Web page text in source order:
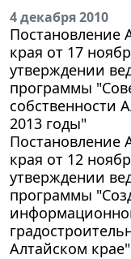
4 декабря 2010
Постановление
края от 17
утверждении
программы
собственности
2013 годы"
Постановление
края от 12
утверждении
программы
Алтайском